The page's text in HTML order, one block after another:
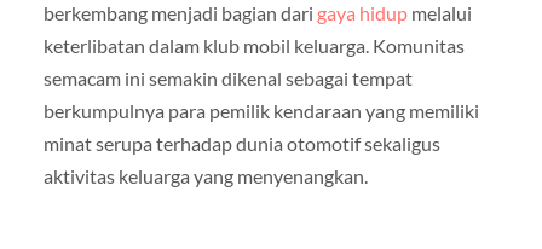
berkembang menjadi bagian dari gaya hidupmelalui
keterlibatan dalam klub mobil keluarga. Komunitas
semacam ini semakin dikenal sebagai tempat
berkumpulnya para pemilik kendaraan yang memiliki
minat serupa terhadap dunia otomotif sekaligus
aktivitas keluarga yang menyenangkan.